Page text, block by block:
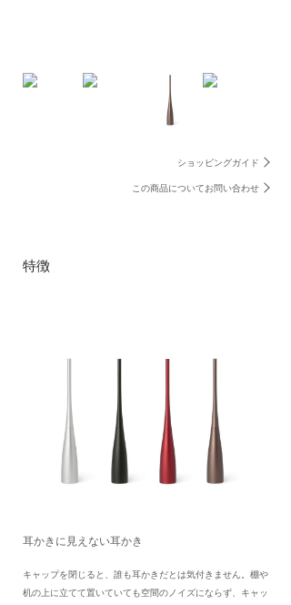
ショッピングガイド
この商品についてお問い合わせ
特徴
耳かきに見えない耳かき
キャップを閉じると、誰も耳かきだとは気付きません。棚や
机の上に立てて置いていても空間のノイズにならず、キャッ